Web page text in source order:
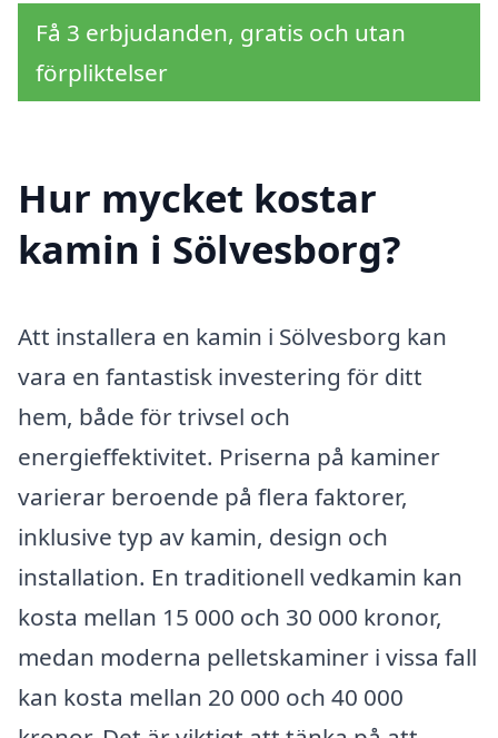
Få 3 erbjudanden, gratis och utan
förpliktelser
Hur mycket kostar
kamin i Sölvesborg?
Att installera en kamin i Sölvesborg kan
vara en fantastisk investering för ditt
hem, både för trivsel och
energieffektivitet. Priserna på kaminer
varierar beroende på flera faktorer,
inklusive typ av kamin, design och
installation. En traditionell vedkamin kan
kosta mellan 15 000 och 30 000 kronor,
medan moderna pelletskaminer i vissa fall
kan kosta mellan 20 000 och 40 000